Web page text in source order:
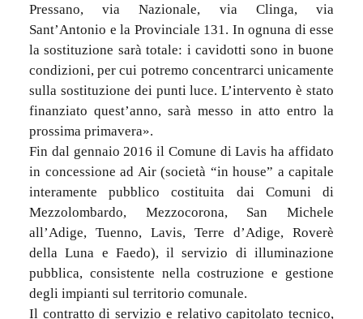
Pressano, via Nazionale, via Clinga, via
Sant’Antonio e la Provinciale 131. In ognuna di esse
la sostituzione sarà totale: i cavidotti sono in buone
condizioni, per cui potremo concentrarci unicamente
sulla sostituzione dei punti luce. L’intervento è stato
finanziato quest’anno, sarà messo in atto entro la
prossima primavera».
Fin dal gennaio 2016 il Comune di Lavis ha affidato
in concessione ad Air (società “in house” a capitale
interamente pubblico costituita dai Comuni di
Mezzolombardo, Mezzocorona, San Michele
all’Adige, Tuenno, Lavis, Terre d’Adige, Roverè
della Luna e Faedo), il servizio di illuminazione
pubblica, consistente nella costruzione e gestione
degli impianti sul territorio comunale.
Il contratto di servizio e relativo capitolato tecnico,